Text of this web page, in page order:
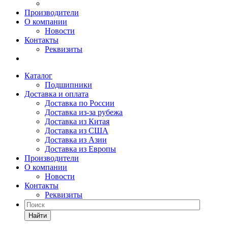
Производители
О компании
Новости
Контакты
Реквизиты
Каталог
Подшипники
Доставка и оплата
Доставка по России
Доставка из-за рубежа
Доставка из Китая
Доставка из США
Доставка из Азии
Доставка из Европы
Производители
О компании
Новости
Контакты
Реквизиты
Найти